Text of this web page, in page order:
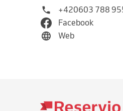
+420603 788
Facebook
Web